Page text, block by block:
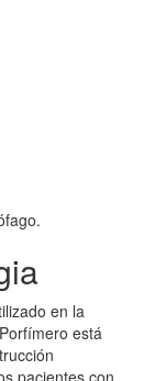
en la
está
pacientes con